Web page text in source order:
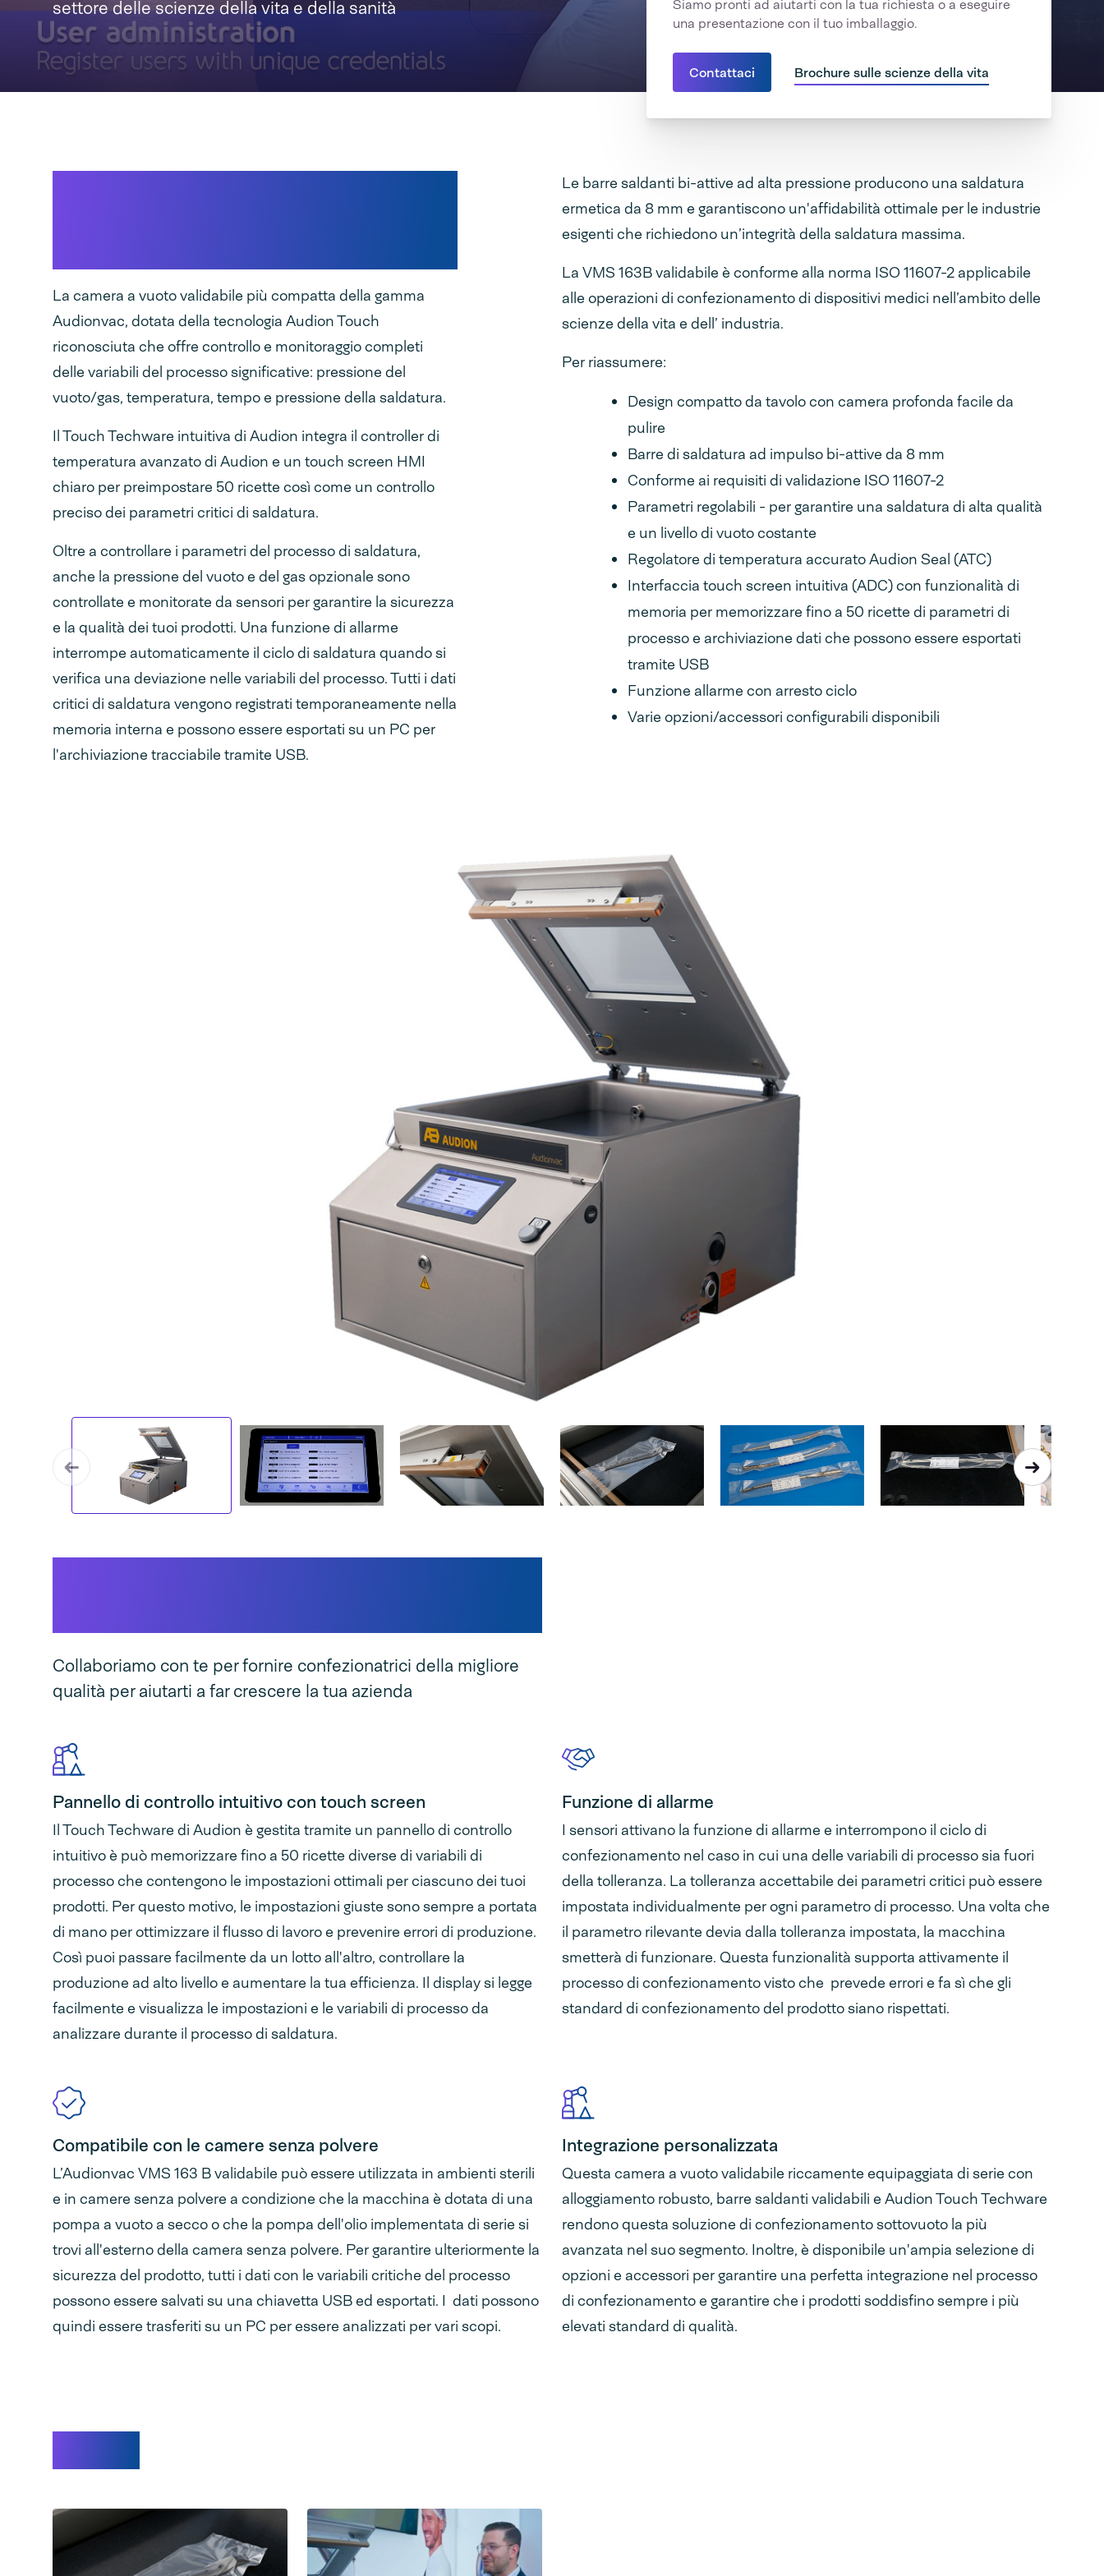
settore delle scienze della vita e della sanità
Siamo pronti ad aiutarti con la tua richiesta o a eseguire
una presentazione con il tuo imballaggio.
Contattaci Brochure sulle scienze della vita
La camera a vuoto validabile più compatta della gamma
Audionvac, dotata della tecnologia Audion Touch
riconosciuta che offre controllo e monitoraggio completi
delle variabili del processo significative: pressione del
vuoto/gas, temperatura, tempo e pressione della saldatura.
Il Touch Techware intuitiva di Audion integra il controller di
temperatura avanzato di Audion e un touch screen HMI
chiaro per preimpostare 50 ricette così come un controllo
preciso dei parametri critici di saldatura.
Oltre a controllare i parametri del processo di saldatura,
anche la pressione del vuoto e del gas opzionale sono
controllate e monitorate da sensori per garantire la sicurezza
e la qualità dei tuoi prodotti. Una funzione di allarme
interrompe automaticamente il ciclo di saldatura quando si
verifica una deviazione nelle variabili del processo. Tutti i dati
critici di saldatura vengono registrati temporaneamente nella
memoria interna e possono essere esportati su un PC per
l'archiviazione tracciabile tramite USB.
Le barre saldanti bi-attive ad alta pressione producono una saldatura
ermetica da 8 mm e garantiscono un'affidabilità ottimale per le industrie
esigenti che richiedono un’integrità della saldatura massima.
La VMS 163B validabile è conforme alla norma ISO 11607-2 applicabile
alle operazioni di confezionamento di dispositivi medici nell’ambito delle
scienze della vita e dell’ industria.
Per riassumere:
Design compatto da tavolo con camera profonda facile da
pulire
Barre di saldatura ad impulso bi-attive da 8 mm
Conforme ai requisiti di validazione ISO 11607-2
Parametri regolabili - per garantire una saldatura di alta qualità
e un livello di vuoto costante
Regolatore di temperatura accurato Audion Seal (ATC)
Interfaccia touch screen intuitiva (ADC) con funzionalità di
memoria per memorizzare fino a 50 ricette di parametri di
processo e archiviazione dati che possono essere esportati
tramite USB
Funzione allarme con arresto ciclo
Varie opzioni/accessori configurabili disponibili
Collaboriamo con te per fornire confezionatrici della migliore
qualità per aiutarti a far crescere la tua azienda
Pannello di controllo intuitivo con touch screen
Il Touch Techware di Audion è gestita tramite un pannello di controllo
intuitivo è può memorizzare fino a 50 ricette diverse di variabili di
processo che contengono le impostazioni ottimali per ciascuno dei tuoi
prodotti. Per questo motivo, le impostazioni giuste sono sempre a portata
di mano per ottimizzare il flusso di lavoro e prevenire errori di produzione.
Così puoi passare facilmente da un lotto all'altro, controllare la
produzione ad alto livello e aumentare la tua efficienza. Il display si legge
facilmente e visualizza le impostazioni e le variabili di processo da
analizzare durante il processo di saldatura.
Funzione di allarme
I sensori attivano la funzione di allarme e interrompono il ciclo di
confezionamento nel caso in cui una delle variabili di processo sia fuori
della tolleranza. La tolleranza accettabile dei parametri critici può essere
impostata individualmente per ogni parametro di processo. Una volta che
il parametro rilevante devia dalla tolleranza impostata, la macchina
smetterà di funzionare. Questa funzionalità supporta attivamente il
processo di confezionamento visto che prevede errori e fa sì che gli
standard di confezionamento del prodotto siano rispettati.
Compatibile con le camere senza polvere
L’Audionvac VMS 163 B validabile può essere utilizzata in ambienti sterili
e in camere senza polvere a condizione che la macchina è dotata di una
pompa a vuoto a secco o che la pompa dell'olio implementata di serie si
trovi all'esterno della camera senza polvere. Per garantire ulteriormente la
sicurezza del prodotto, tutti i dati con le variabili critiche del processo
possono essere salvati su una chiavetta USB ed esportati. I dati possono
quindi essere trasferiti su un PC per essere analizzati per vari scopi.
Integrazione personalizzata
Questa camera a vuoto validabile riccamente equipaggiata di serie con
alloggiamento robusto, barre saldanti validabili e Audion Touch Techware
rendono questa soluzione di confezionamento sottovuoto la più
avanzata nel suo segmento. Inoltre, è disponibile un'ampia selezione di
opzioni e accessori per garantire una perfetta integrazione nel processo
di confezionamento e garantire che i prodotti soddisfino sempre i più
elevati standard di qualità.